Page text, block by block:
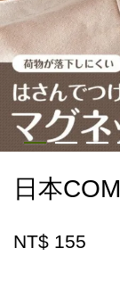
日本
NT$ 155